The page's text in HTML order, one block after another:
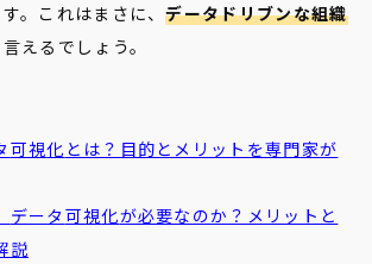
。これはまさに、データドリブンな組織
えるでしょう。
可視化 とは？目的とメリットを専門家が
データ 可視化が必要なのか？メリットと
説